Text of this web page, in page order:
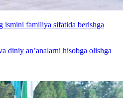
ismini familiya sifatida berishga
diniy an’analarni hisobga olishga